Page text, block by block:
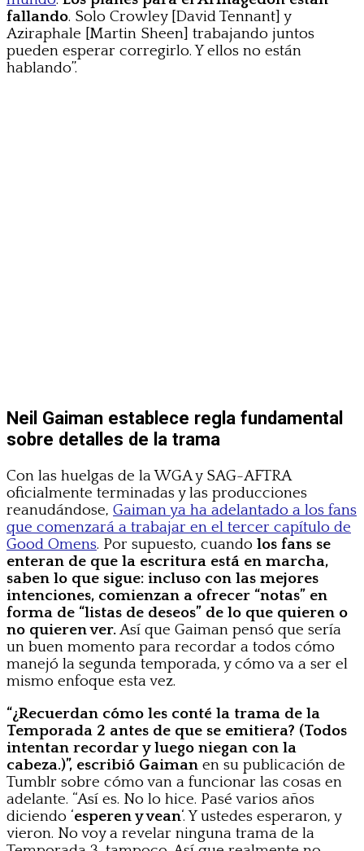
fallando. Solo Crowley [David Tennant] y
Aziraphale [Martin Sheen] trabajando juntos
pueden esperar corregirlo. Y ellos no están
hablando”.
Neil Gaiman establece regla fundamental
sobre detalles de la trama
Con las huelgas de la WGA y SAG-AFTRA
oficialmente terminadas y las producciones
reanudándose, Gaiman ya ha adelantado a los fans
que comenzará a trabajar en el tercer capítulo de
Good Omens. Por supuesto, cuando los fans se
enteran de que la escritura está en marcha,
saben lo que sigue: incluso con las mejores
intenciones, comienzan a ofrecer “notas” en
forma de “listas de deseos” de lo que quieren o
no quieren ver.Así que Gaiman pensó que sería
un buen momento para recordar a todos cómo
manejó la segunda temporada, y cómo va a ser el
mismo enfoque esta vez.
“¿Recuerdan cómo les conté la trama de la
Temporada 2 antes de que se emitiera? (Todos
intentan recordar y luego niegan con la
cabeza.)”, escribió Gaiman en su publicación de
Tumblr sobre cómo van a funcionar las cosas en
adelante. “Así es. No lo hice. Pasé varios años
diciendo ‘esperen y vean‘. Y ustedes esperaron, y
vieron. No voy a revelar ninguna trama de la